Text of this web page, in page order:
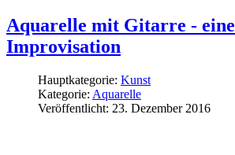
Aquarelle mit Gitarre - eine
Improvisation
Hauptkategorie: Kunst
Kategorie: Aquarelle
Veröffentlicht: 23. Dezember 2016